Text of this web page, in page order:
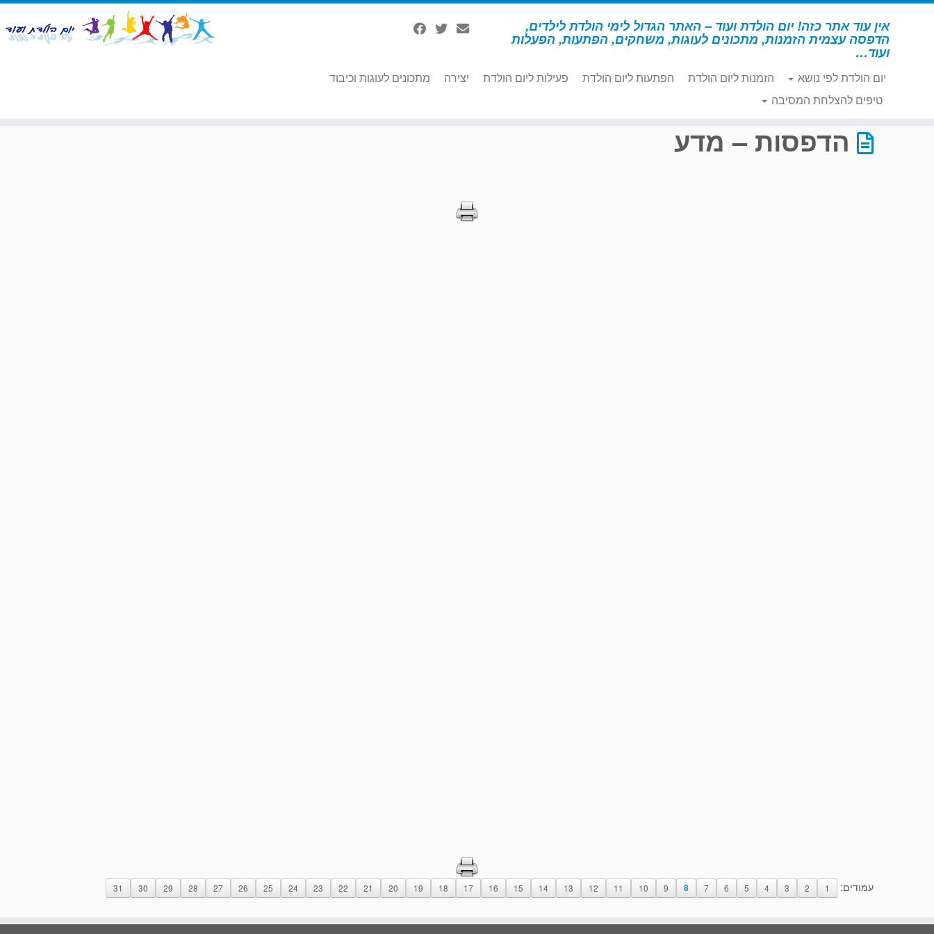
דלג
אין עוד אתר כזה! יום הולדת ועוד – האתר הגדול לימי הולדת לילדים,
הדפסה עצמית הזמנות, מתכונים לעוגות, משחקים, הפתעות, הפעלות
ועוד…
יום הולדת לפי נושא הזמנות ליום הולדת הפתעות ליום הולדת פעילות ליום הולדת יצירה
מתכונים לעוגות וכיבוד
טיפים להצלחת המסיבה
דף הבית » הדפסות – מדע
הדפסות – מדע
עמודים: 1
2
3
4
5
6
7
8
9
10
11
12
13
14
15
16
17
18
19
20
21
22
23
24
25
26
27
28
29
30
31